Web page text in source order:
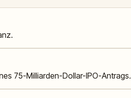
75-Milliarden-Dollar-IPO-Antrags.